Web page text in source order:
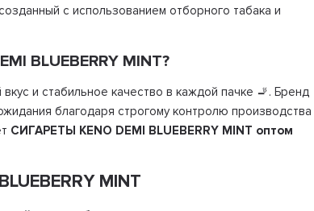
с использованием отборного табака и
BLUEBERRY MINT?
и стабильное качество в каждой пачке 🚬. Бренд
благодаря строгому контролю производства
СИГАРЕТЫ KENO DEMI BLUEBERRY MINT оптом
MINT